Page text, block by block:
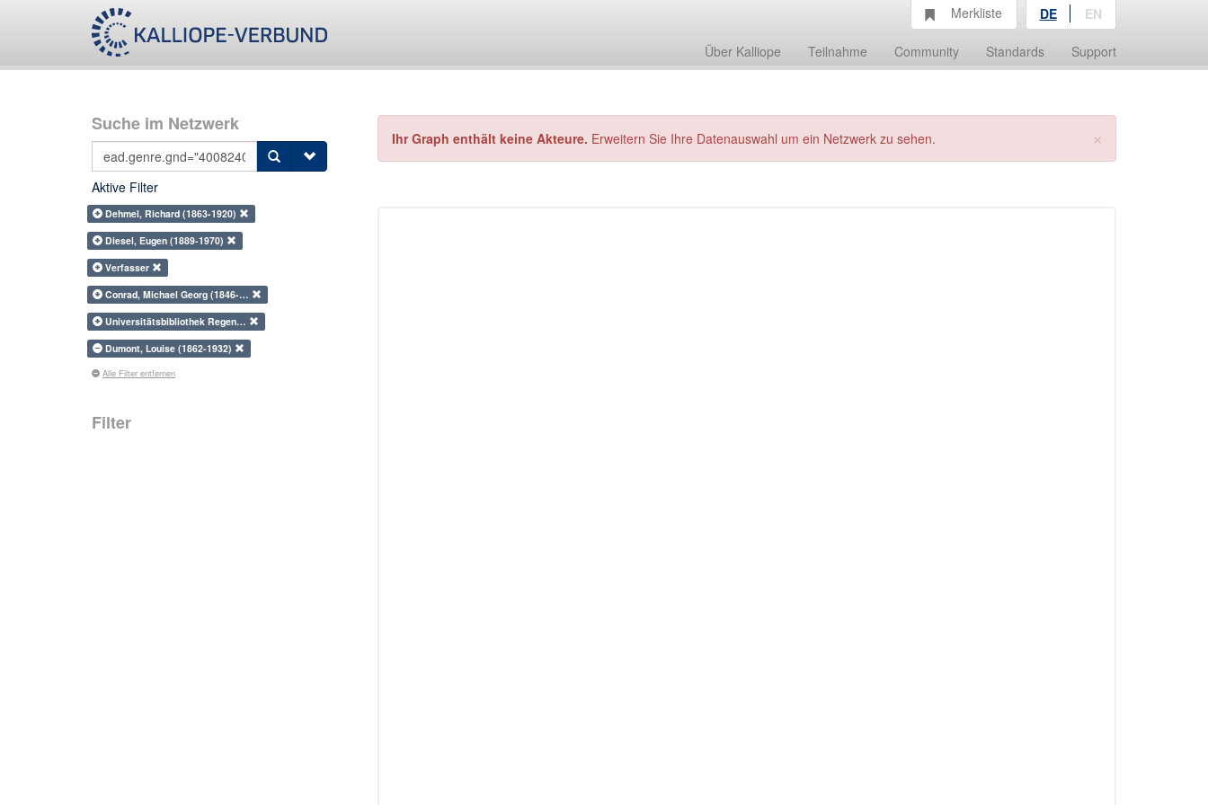
Über Kalliope Teilnahme Community Standards Support
Merkliste DE EN
Suche im Netzwerk
Aktive Filter
Dehmel, Richard (1863-1920)
Diesel, Eugen (1889-1970)
Verfasser
Conrad, Michael Georg (1846-…
Universitätsbibliothek Regen…
Dumont, Louise (1862-1932)
Alle Filter entfernen
Filter
×
Ihr Graph enthält keine Akteure. Erweitern Sie Ihre Datenauswahl um ein Netzwerk zu sehen.